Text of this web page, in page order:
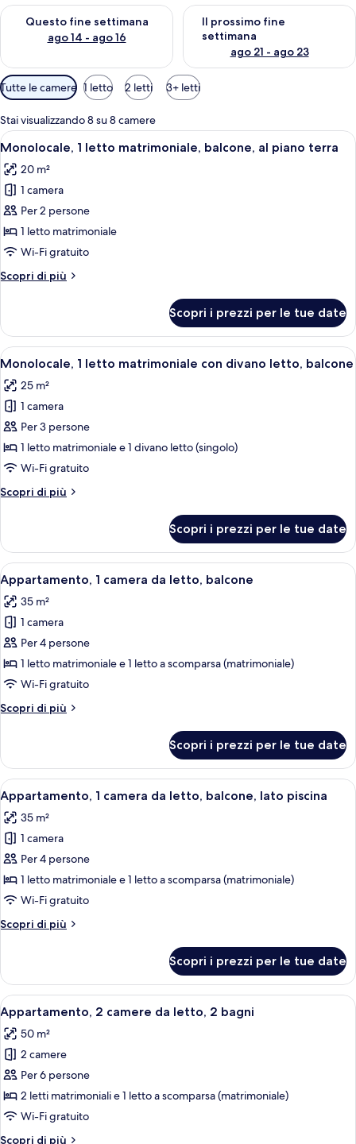
Questo fine settimana
ago 14 - ago 16
Verifica la disponibilità per questo fine settimana, ago 14 -
Il prossimo fine
settimana
ago 21 - ago 23
Verifica la disponibilità per il
Filtri
disponibili
per
le
camere
Tutte le camere 1 letto 2 letti 3+ letti
Stai visualizzando 8 su 8 camere
Apri
tutte
le
foto
per
Monolocale,
1
matrimoniale,
piano
terra
Una camera d'albergo moderna con
12
Monolocale, 1 letto matrimoniale, balcone, al piano terra
20 m²
1 camera
Per 2 persone
1 letto matrimoniale
Wi-Fi gratuito
Scopri di più
Altri
1
letto
matrimoniale,
al
piano
Scopri i prezzi per le tue date
Apri
tutte
le
foto
per
Monolocale,
1
matrimoniale
letto,
balcone
Una moderna camera d'albergo
13
Monolocale, 1 letto matrimoniale con divano letto, balcone
25 m²
1 camera
Per 3 persone
1 letto matrimoniale e 1 divano letto (singolo)
Wi-Fi gratuito
Scopri di più
Altri
1
letto
matrimoniale
con
divano
letto,
Scopri i prezzi per le tue date
Apri
tutte
le
foto
per
Appartamento,
1
da
Un letto rifatto con lenzuola
16
Appartamento, 1 camera da letto, balcone
35 m²
1 camera
Per 4 persone
1 letto matrimoniale e 1 letto a scomparsa (matrimoniale)
Wi-Fi gratuito
Scopri di più
Altri
1
camera
da
letto,
balcone
Scopri i prezzi per le tue date
Apri
tutte
le
foto
per
Appartamento,
1
da
lato
piscina
Una cucina moderna con mobili
18
Appartamento, 1 camera da letto, balcone, lato piscina
35 m²
1 camera
Per 4 persone
1 letto matrimoniale e 1 letto a scomparsa (matrimoniale)
Wi-Fi gratuito
Scopri di più
Altri
1
camera
da
letto,
balcone,
lato
Scopri i prezzi per le tue date
Apri
tutte
le
foto
per
Appartamento,
2
Una cucina moderna con zona
20
Appartamento, 2 camere da letto, 2 bagni
50 m²
2 camere
Per 6 persone
2 letti matrimoniali e 1 letto a scomparsa (matrimoniale)
Wi-Fi gratuito
Scopri di più
Altri